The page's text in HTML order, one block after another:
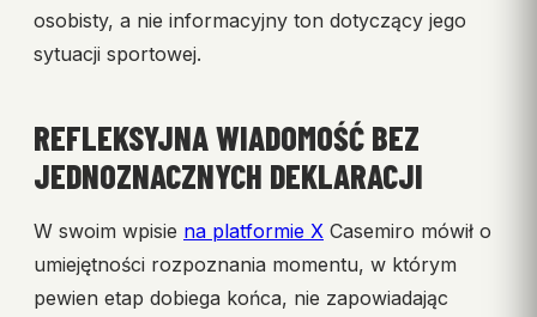
osobisty, a nie informacyjny ton dotyczący jego
sytuacji sportowej.
REFLEKSYJNA WIADOMOŚĆ BEZ
JEDNOZNACZNYCH DEKLARACJI
W swoim wpisie na platformie X Casemiro mówił o
umiejętności rozpoznania momentu, w którym
pewien etap dobiega końca, nie zapowiadając